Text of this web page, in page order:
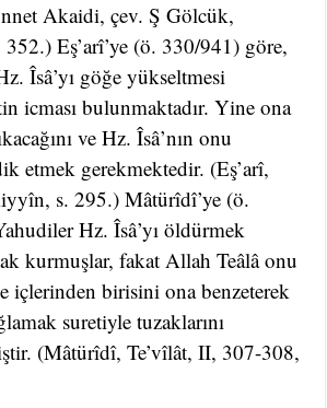
Akaidi, çev. Ş Gölcük,
Eş’arî’ye (ö. 330/941) göre,
Îsâ’yı göğe yükseltmesi
icması bulunmaktadır. Yine ona
ve Hz. Îsâ’nın onu
etmek gerekmektedir. (Eş’arî,
s. 295.) Mâtürîdî’ye (ö.
Hz. Îsâ’yı öldürmek
kurmuşlar, fakat Allah Teâlâ onu
içlerinden birisini ona benzeterek
suretiyle tuzaklarını
(Mâtürîdî, Te’vîlât, II, 307-308,